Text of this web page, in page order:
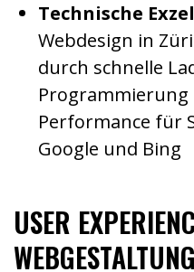
Technische
Webdesign in
durch schnelle
Performance für
Google und Bing
USER